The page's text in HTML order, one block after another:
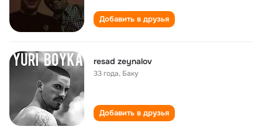
Добавить в друзья
resad zeynalov
33 года, Баку
Добавить в друзья